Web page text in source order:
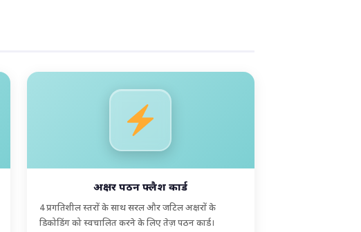
अक्षर पठन फ्लैश कार्ड
4 प्रगतिशील स्तरों के साथ सरल और जटिल अक्षरों के
डिकोडिंग को स्वचालित करने के लिए तेज़ पठन कार्ड।